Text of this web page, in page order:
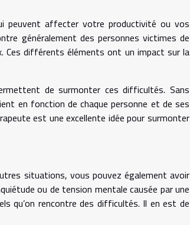
peuvent affecter votre productivité ou vos
généralement des personnes victimes de
Ces différents éléments ont un impact sur la
de surmonter ces difficultés. Sans
en fonction de chaque personne et de ses
est une excellente idée pour surmonter
situations, vous pouvez également avoir
ou de tension mentale causée par une
qu’on rencontre des difficultés. Il en est de